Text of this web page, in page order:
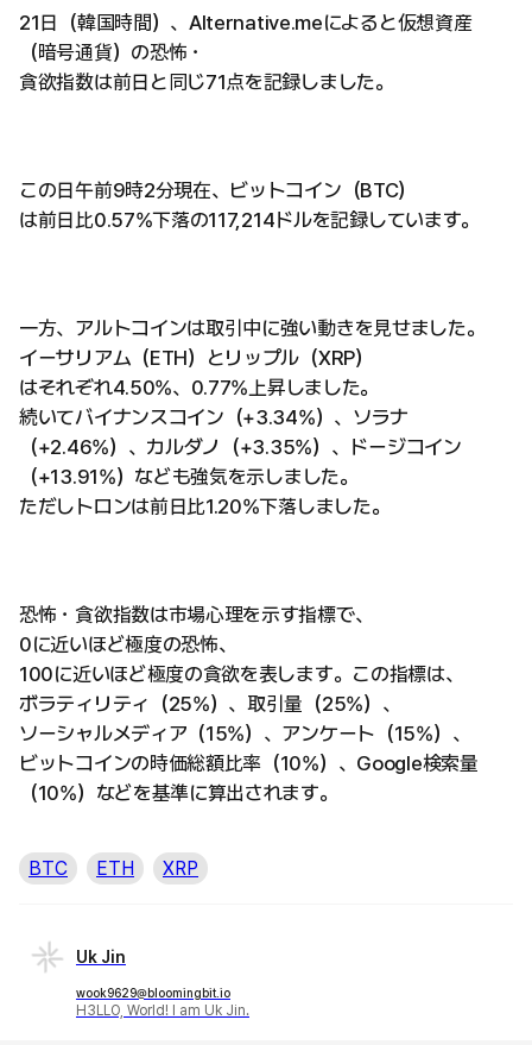
21日（韓国時間）、Alternative.meによると仮想資産
（暗号通貨）の恐怖・
貪欲指数は前日と同じ71点を記録しました。
この日午前9時2分現在、ビットコイン（BTC）
は前日比0.57%下落の117,214ドルを記録しています。
一方、アルトコインは取引中に強い動きを見せました。
イーサリアム（ETH）とリップル（XRP）
はそれぞれ4.50%、0.77%上昇しました。
続いてバイナンスコイン（+3.34%）、ソラナ
（+2.46%）、カルダノ（+3.35%）、ドージコイン
（+13.91%）なども強気を示しました。
ただしトロンは前日比1.20%下落しました。
恐怖・貪欲指数は市場心理を示す指標で、
0に近いほど極度の恐怖、
100に近いほど極度の貪欲を表します。この指標は、
ボラティリティ（25%）、取引量（25%）、
ソーシャルメディア（15%）、アンケート（15%）、
ビットコインの時価総額比率（10%）、Google検索量
（10%）などを基準に算出されます。
BTC ETH XRP
Uk Jin
wook9629@bloomingbit.io
H3LLO, World! I am Uk Jin.